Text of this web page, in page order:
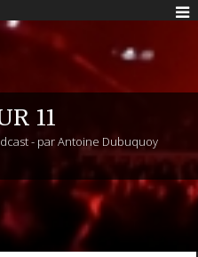
11
- par Antoine Dubuquoy